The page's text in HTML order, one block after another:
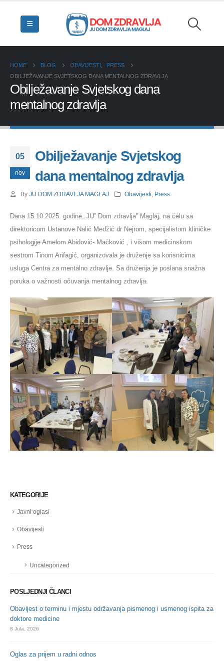
HOME BLOG OBAVIJESTI
PRESS
OBILJEŽAVANJE SVJETSKOG DANA MENTALNOG ZDRAVLJA
Obilježavanje Svjetskog dana
mentalnog zdravlja
05
nov
Obilježavanje Svjetskog
dana mentalnog zdravlja
By JU DOM ZDRAVLJA MAGLAJ Obavijesti Press
Dana 15.10.2025. godine, JU” Dom zdravlja” Maglaj, na čelu sa
direktoricom Ustanove Nalić Medžić dr Nejrom, specijalistom kliničke
psihologije Amelom Abidović- Mačković , i višom medicinskom
sestrom Tinom Arifagić, organizovala je druženje sa korisnicima
usluga Centra za mentalno zdravlje. Sa druženja je poslana snažna
poruka o važnosti očuvanja mentalnog zdravlja.
KATEGORIJE
Javni oglasi
Obavijesti
Press
Uncategorized
POSLJEDNJI ČLANCI
Obavijest o terminu i mjestu održavanja pismenog i usmenog ispita za
doktore medicine
8 Jula, 2026
Oglas za prijem u radni odnos